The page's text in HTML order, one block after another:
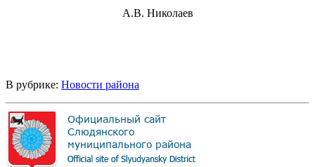
А.В. Николаев
В рубрике: Новости района